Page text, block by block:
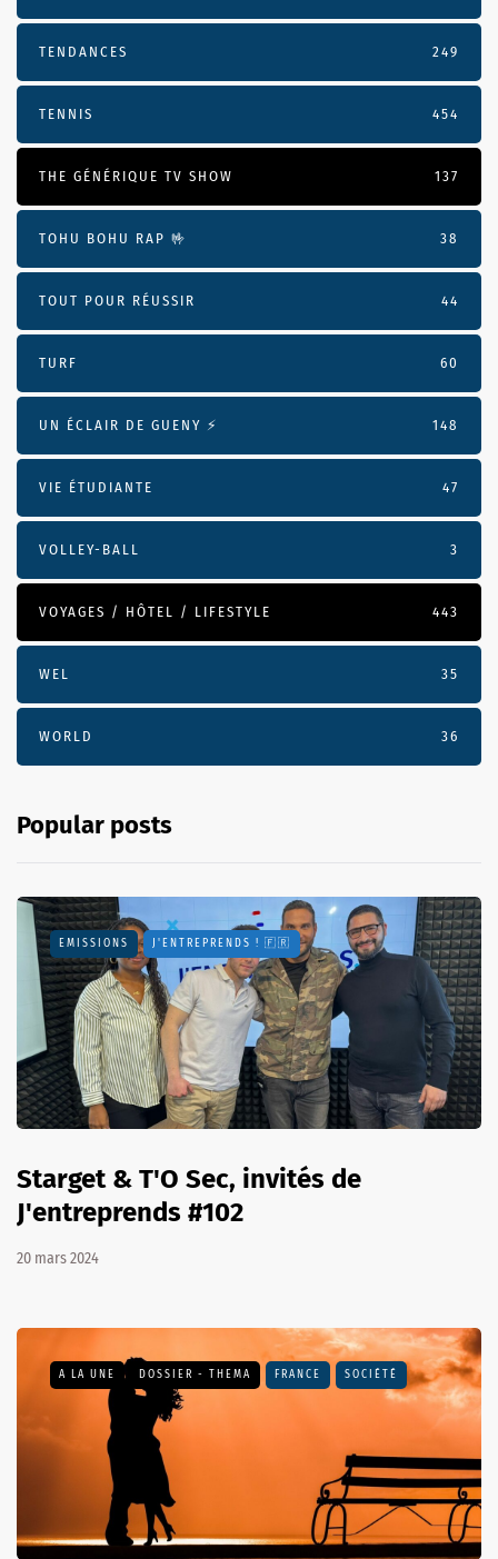
TENDANCES 249
TENNIS 454
THE GÉNÉRIQUE TV SHOW 137
TOHU BOHU RAP 🤟 38
TOUT POUR RÉUSSIR 44
TURF 60
UN ÉCLAIR DE GUENY ⚡️ 148
VIE ÉTUDIANTE 47
VOLLEY-BALL 3
VOYAGES / HÔTEL / LIFESTYLE 443
WEL 35
WORLD 36
Popular posts
EMISSIONS J'ENTREPRENDS ! 🇫🇷
Starget & T'O Sec, invités de
J'entreprends #102
20 mars 2024
A LA UNE DOSSIER - THEMA FRANCE SOCIÉTÉ